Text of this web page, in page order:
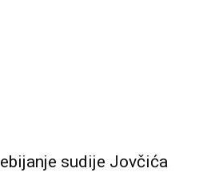
sudije Jovčića